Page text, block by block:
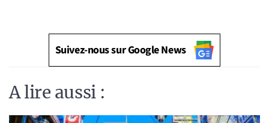
Suivez-nous sur Google News
A lire aussi :